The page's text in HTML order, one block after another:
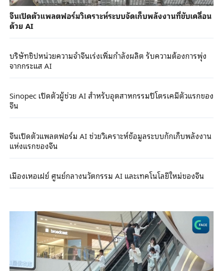
จีนเปิดตัวแพลตฟอร์มวิเคราะห์ระบบจัดเก็บพลังงานที่ขับเคลื่อน
ด้วย AI
บริษัทชิปหน่วยความจำจีนเร่งเพิ่มกำลังผลิต รับความต้องการพุ่ง
จากกระแส AI
Sinopec เปิดตัวผู้ช่วย AI สำหรับอุตสาหกรรมปิโตรเคมีตัวแรกของ
จีน
จีนเปิดตัวแพลตฟอร์ม AI ช่วยวิเคราะห์ข้อมูลระบบกักเก็บพลังงาน
แห่งแรกของจีน
เมืองเหอเฝย์ ศูนย์กลางนวัตกรรม AI และเทคโนโลยีใหม่ของจีน